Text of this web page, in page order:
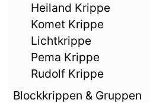
Heiland Krippe
Komet Krippe
Lichtkrippe
Pema Krippe
Rudolf Krippe
Blockkrippen & Gruppen